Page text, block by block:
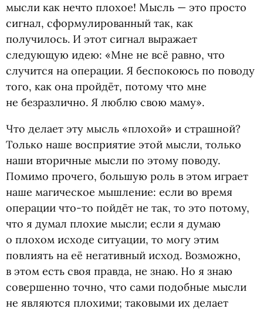
мысли как нечто плохое! Мысль — это просто
сигнал, сформулированный так, как
получилось. И этот сигнал выражает
следующую идею: «Мне не всё равно, что
случится на операции. Я беспокоюсь по поводу
того, как она пройдёт, потому что мне
не безразлично. Я люблю свою маму».
Что делает эту мысль «плохой» и страшной?
Только наше восприятие этой мысли, только
наши вторичные мысли по этому поводу.
Помимо прочего, большую роль в этом играет
наше магическое мышление: если во время
операции что-то пойдёт не так, то это потому,
что я думал плохие мысли; если я думаю
о плохом исходе ситуации, то могу этим
повлиять на её негативный исход. Возможно,
в этом есть своя правда, не знаю. Но я знаю
совершенно точно, что сами подобные мысли
не являются плохими; таковыми их делает